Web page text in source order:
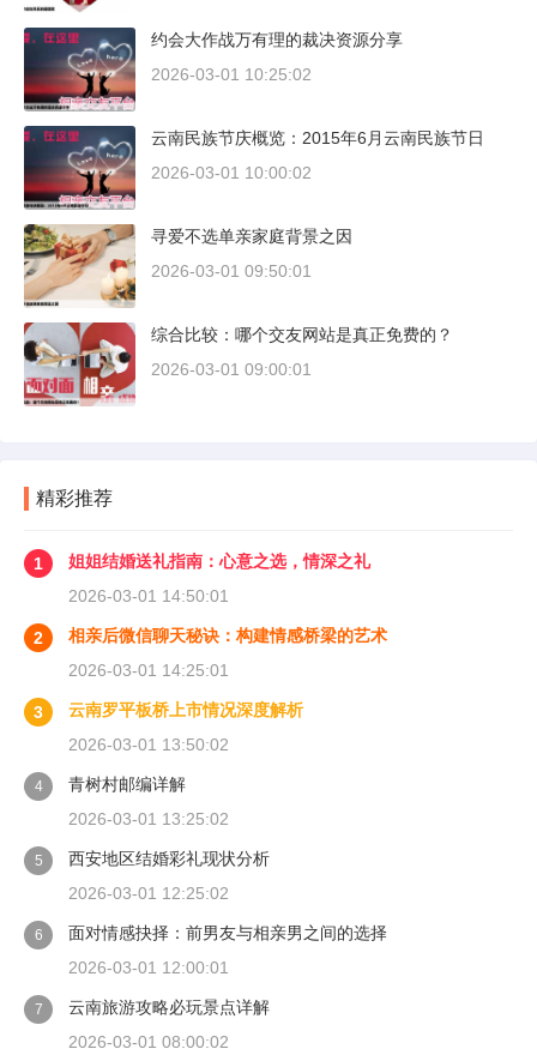
约会大作战万有理的裁决资源分享
2026-03-01 10:25:02
云南民族节庆概览：2015年6月云南民族节日
2026-03-01 10:00:02
寻爱不选单亲家庭背景之因
2026-03-01 09:50:01
综合比较：哪个交友网站是真正免费的？
2026-03-01 09:00:01
精彩推荐
1
姐姐结婚送礼指南：心意之选，情深之礼
2026-03-01 14:50:01
2
相亲后微信聊天秘诀：构建情感桥梁的艺术
2026-03-01 14:25:01
3
云南罗平板桥上市情况深度解析
2026-03-01 13:50:02
4
青树村邮编详解
2026-03-01 13:25:02
5
西安地区结婚彩礼现状分析
2026-03-01 12:25:02
6
面对情感抉择：前男友与相亲男之间的选择
2026-03-01 12:00:01
7
云南旅游攻略必玩景点详解
2026-03-01 08:00:02